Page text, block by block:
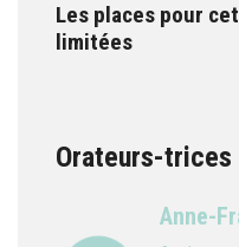
Les places pour
limitées
Orateurs-trices
Anne-